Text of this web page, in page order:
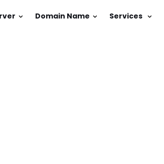
Domain Name Services